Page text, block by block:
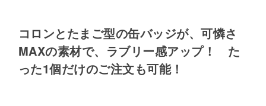
コロンとたまご型の缶バッジが、可憐さ
MAXの素材で、ラブリー感アップ！ た
った1個だけのご注文も可能！